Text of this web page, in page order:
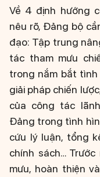
Về 4 định hướng
nêu rõ, Đảng bộ
đạo: Tập trung
tác tham mưu
trong nắm bắt
giải pháp chiến
của công tác
Đảng trong tình
cứu lý luận, tổng
chính sách…
mưu, hoàn thiện